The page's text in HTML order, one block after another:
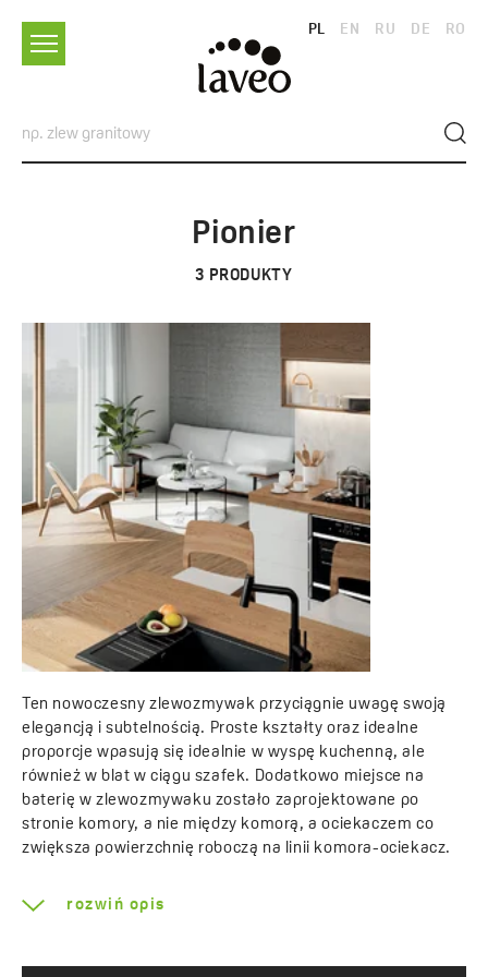
PL EN RU DE RO
Pionier
3 PRODUKTY
Ten nowoczesny zlewozmywak przyciągnie uwagę swoją
elegancją i subtelnością. Proste kształty oraz idealne
proporcje wpasują się idealnie w wyspę kuchenną, ale
również w blat w ciągu szafek. Dodatkowo miejsce na
baterię w zlewozmywaku zostało zaprojektowane po
stronie komory, a nie między komorą, a ociekaczem co
zwiększa powierzchnię roboczą na linii komora-ociekacz.
zlewozmywak o wymiarze 50x78 cm, to standardowa
rozwiń opis